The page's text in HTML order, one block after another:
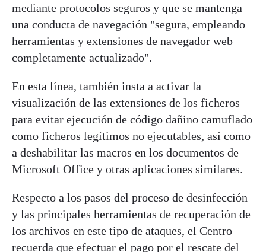
mediante protocolos seguros y que se mantenga
una conducta de navegación "segura, empleando
herramientas y extensiones de navegador web
completamente actualizado".
En esta línea, también insta a activar la
visualización de las extensiones de los ficheros
para evitar ejecución de código dañino camuflado
como ficheros legítimos no ejecutables, así como
a deshabilitar las macros en los documentos de
Microsoft Office y otras aplicaciones similares.
Respecto a los pasos del proceso de desinfección
y las principales herramientas de recuperación de
los archivos en este tipo de ataques, el Centro
recuerda que efectuar el pago por el rescate del